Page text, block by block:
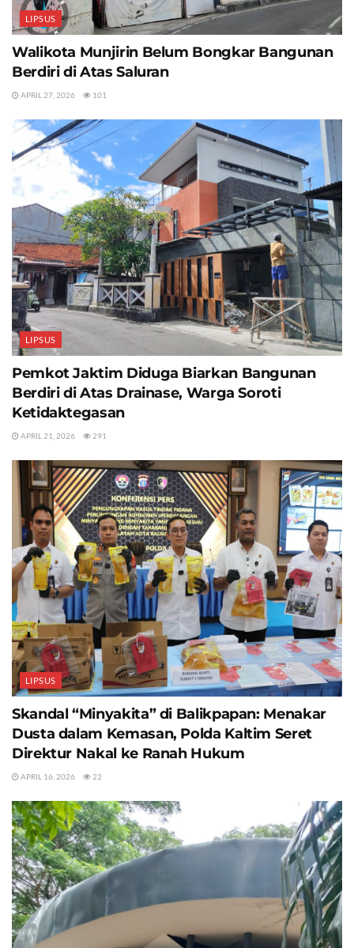
LIPSUS
Walikota Munjirin Belum Bongkar Bangunan
Berdiri di Atas Saluran
APRIL 27, 2026 101
LIPSUS
Pemkot Jaktim Diduga Biarkan Bangunan
Berdiri di Atas Drainase, Warga Soroti
Ketidaktegasan
APRIL 21, 2026 291
LIPSUS
Skandal “Minyakita” di Balikpapan: Menakar
Dusta dalam Kemasan, Polda Kaltim Seret
Direktur Nakal ke Ranah Hukum
APRIL 16, 2026 22